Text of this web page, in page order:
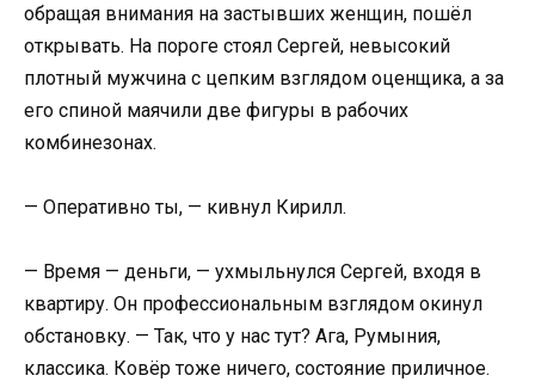
обращая внимания на застывших женщин, пошёл
открывать. На пороге стоял Сергей, невысокий
плотный мужчина с цепким взглядом оценщика, а за
его спиной маячили две фигуры в рабочих
комбинезонах.
— Оперативно ты, — кивнул Кирилл.
— Время — деньги, — ухмыльнулся Сергей, входя в
квартиру. Он профессиональным взглядом окинул
обстановку. — Так, что у нас тут? Ага, Румыния,
классика. Ковёр тоже ничего, состояние приличное.